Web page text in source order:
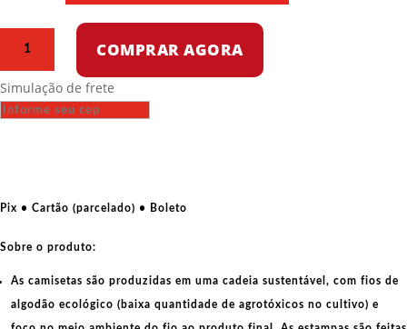
-
Camarão
COMPRAR AGORA
Simulação de frete
Pix • Cartão (parcelado) • Boleto
Sobre o produto:
As camisetas são produzidas em uma cadeia sustentável, com fios de
algodão ecológico (baixa quantidade de agrotóxicos no cultivo) e